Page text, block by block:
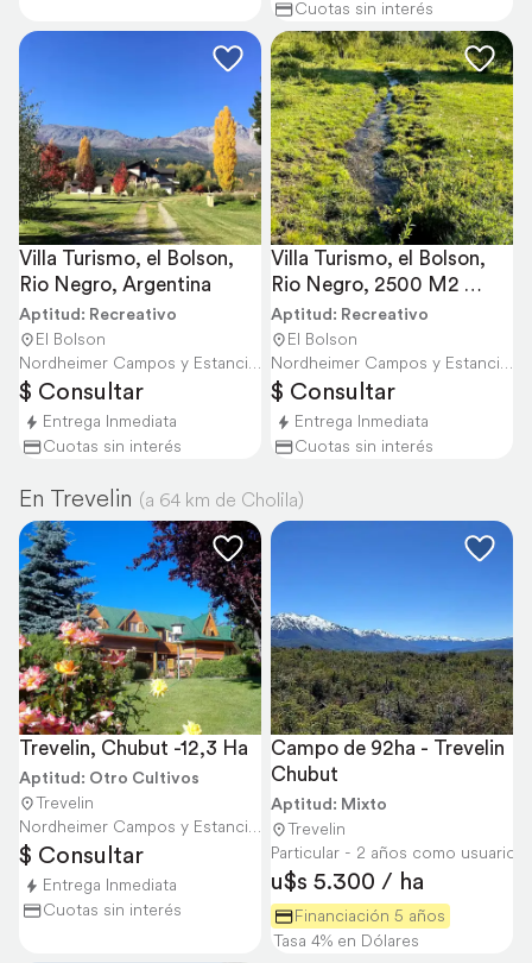
Cuotas sin interés
Villa Turismo, el Bolson,
Rio Negro, Argentina
Aptitud: Recreativo
El Bolson
Nordheimer Campos y Estancias
$ Consultar
Entrega Inmediata
Cuotas sin interés
Villa Turismo, el Bolson,
Rio Negro, 2500 M2
Argentina
Aptitud: Recreativo
El Bolson
Nordheimer Campos y Estancias
$ Consultar
Entrega Inmediata
Cuotas sin interés
En Trevelin (a 64 km de Cholila)
Trevelin, Chubut -12,3 Ha
Aptitud: Otro Cultivos
Trevelin
Nordheimer Campos y Estancias
$ Consultar
Entrega Inmediata
Cuotas sin interés
Campo de 92ha - Trevelin
Chubut
Aptitud: Mixto
Trevelin
Particular - 2 años como usuario
u$s 5.300 / ha
Financiación 5 años
Tasa 4% en Dólares